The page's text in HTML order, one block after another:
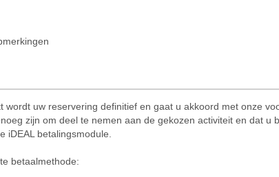
wordt uw reservering definitief en gaat u akkoord met onze
zijn om deel te nemen aan de gekozen activiteit en dat u
iDEAL betalingsmodule.
betaalmethode: